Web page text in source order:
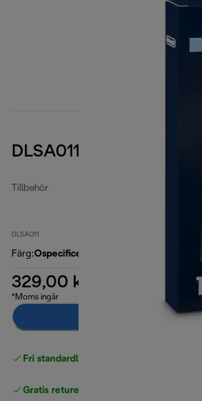
DLSA011 Air
Tillbehör
DLSA011
Färg:Ospecificerad
329,00 kr
*Moms ingår
Lägg till i
Fri standardleverans
Gratis returer